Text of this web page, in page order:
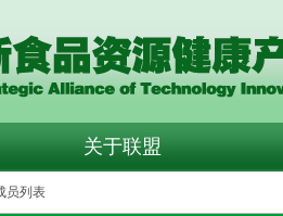
关于联盟
员列表